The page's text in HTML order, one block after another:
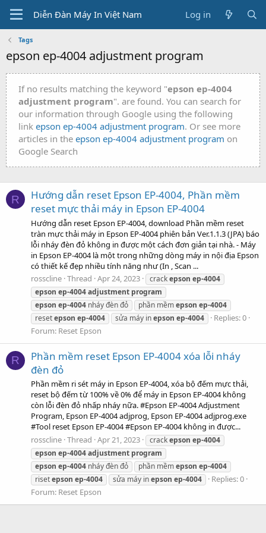
Diễn Đàn Máy In Việt Nam Log in
Tags
epson ep-4004 adjustment program
If no results matching the keyword "epson ep-4004
adjustment program". are found. You can search for
our information through Google using the following
link epson ep-4004 adjustment program. Or see more
articles in the epson ep-4004 adjustment program on
Google Search
R
Hướng dẫn reset Epson EP-4004, Phần mềm
reset mực thải máy in Epson EP-4004
Hướng dẫn reset Epson EP-4004, download Phần mềm reset
tràn mực thải máy in Epson EP-4004 phiên bản Ver.1.1.3 (JPA) báo
lỗi nháy đèn đỏ không in được một cách đơn giản tại nhà. - Máy
in Epson EP-4004 là một trong những dòng máy in nội địa Epson
có thiết kế đẹp nhiều tính năng như (In , Scan ...
rosscline Thread Apr 24, 2023 crackepson ep-4004
epson ep-4004adjustment program
epson ep-4004 nháy đèn đỏ phần mềmepson ep-4004
resetepson ep-4004 sửa máy inepson ep-4004
Replies: 0
Forum: Reset Epson
R
Phần mềm reset Epson EP-4004 xóa lỗi nháy
đèn đỏ
Phần mềm ri sét máy in Epson EP-4004, xóa bộ đếm mực thải,
reset bộ đếm từ 100% về 0% để máy in Epson EP-4004 không
còn lỗi đèn đỏ nhấp nháy nữa. #Epson EP-4004 Adjustment
Program, Epson EP-4004 adjprog, Epson EP-4004 adjprog.exe
#Tool reset Epson EP-4004 #Epson EP-4004 không in được...
rosscline Thread Apr 21, 2023 crackepson ep-4004
epson ep-4004adjustment program
epson ep-4004 nháy đèn đỏ phần mềmepson ep-4004
risetepson ep-4004 sửa máy inepson ep-4004
Replies: 0
Forum: Reset Epson